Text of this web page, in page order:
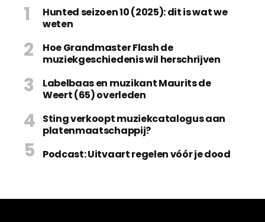
Hunted seizoen 10 (2025): dit is wat we
weten
Hoe Grandmaster Flash de
muziekgeschiedenis wil herschrijven
Labelbaas en muzikant Maurits de
Weert (65) overleden
Sting verkoopt muziekcatalogus aan
platenmaatschappij?
Podcast: Uitvaart regelen vóór je dood